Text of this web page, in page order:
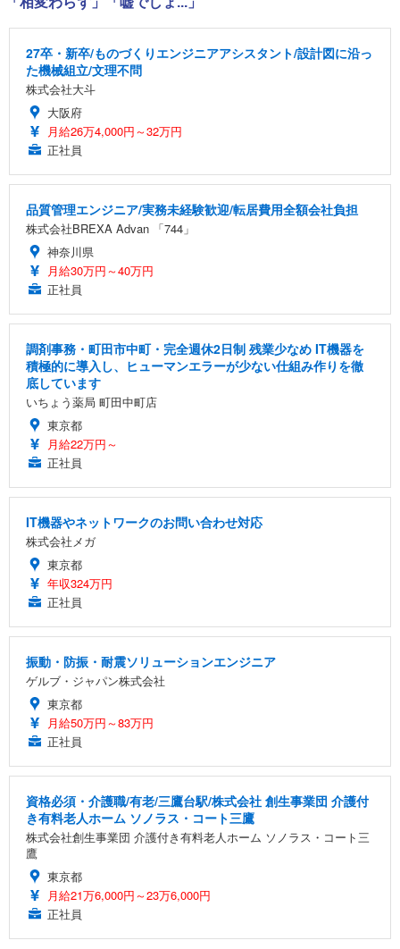
27卒・新卒/ものづくりエンジニアアシスタント/設計図に沿っ
た機械組立/文理不問
株式会社大斗
大阪府
月給26万4,000円～32万円
正社員
品質管理エンジニア/実務未経験歓迎/転居費用全額会社負担
株式会社BREXA Advan 「744」
神奈川県
月給30万円～40万円
正社員
調剤事務・町田市中町・完全週休2日制 残業少なめ IT機器を
積極的に導入し、ヒューマンエラーが少ない仕組み作りを徹
底しています
いちょう薬局 町田中町店
東京都
月給22万円～
正社員
IT機器やネットワークのお問い合わせ対応
株式会社メガ
東京都
年収324万円
正社員
振動・防振・耐震ソリューションエンジニア
ゲルブ・ジャパン株式会社
東京都
月給50万円～83万円
正社員
資格必須・介護職/有老/三鷹台駅/株式会社 創生事業団 介護付
き有料老人ホーム ソノラス・コート三鷹
株式会社創生事業団 介護付き有料老人ホーム ソノラス・コート三
鷹
東京都
月給21万6,000円～23万6,000円
正社員